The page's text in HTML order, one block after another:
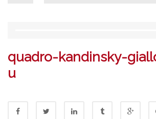
quadro-kandinsky-
u